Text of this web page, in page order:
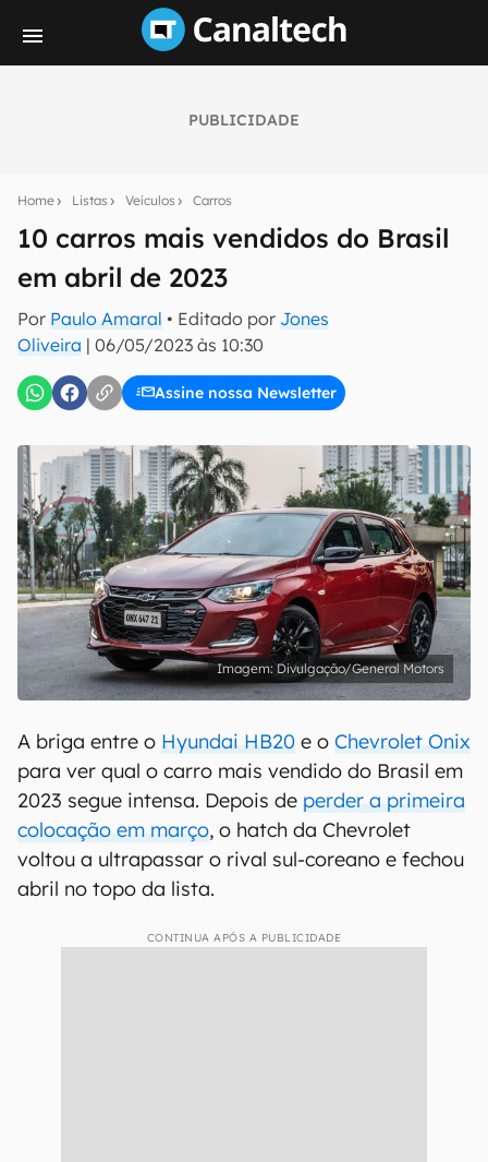
PUBLICIDADE
Home Listas Veículos Carros
10 carros mais vendidos do Brasil
em abril de 2023
Por Paulo Amaral • Editado por Jones
Oliveira | 06/05/2023 às 10:30
Assine nossa Newsletter
notícias e reviews sobre tecnologia em primeira
E-mail
Uso e Política de Privacidade do Canaltech.
Divulgação/General Motors
A briga entre o Hyundai HB20 e o Chevrolet Onix
para ver qual o carro mais vendido do Brasil em
2023 segue intensa. Depois de perder a primeira
colocação em março, o hatch da Chevrolet
voltou a ultrapassar o rival sul-coreano e fechou
abril no topo da lista.
CONTINUA APÓS A PUBLICIDADE